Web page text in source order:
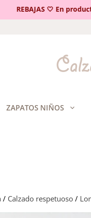
REBAJAS 🤍 En
ZAPATOS NIÑOS
/ Calzado respetuoso/